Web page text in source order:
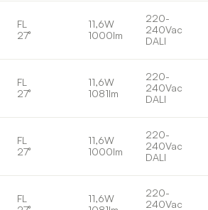
FL
27°
11,6W
1000lm
220-
240Vac
DALI
FL
27°
11,6W
1081lm
220-
240Vac
DALI
FL
27°
11,6W
1000lm
220-
240Vac
DALI
FL
11,6W
220-
240Vac